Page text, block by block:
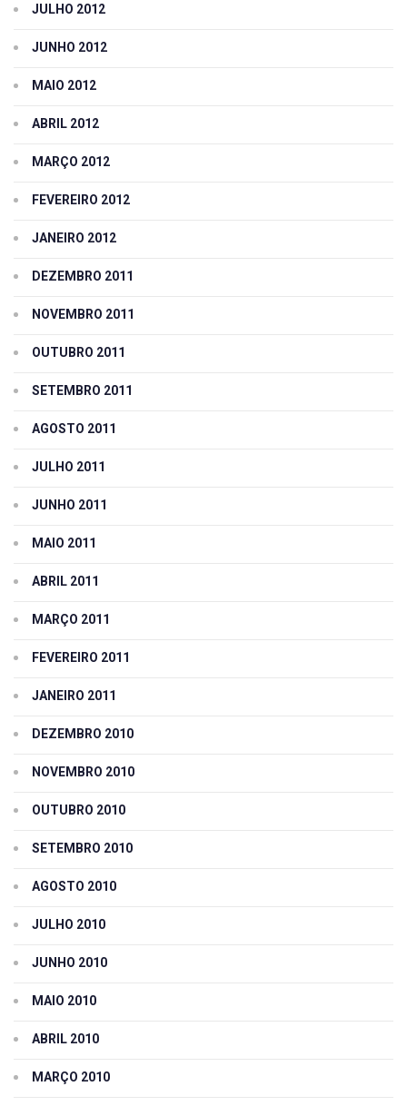
JULHO 2012
JUNHO 2012
MAIO 2012
ABRIL 2012
MARÇO 2012
FEVEREIRO 2012
JANEIRO 2012
DEZEMBRO 2011
NOVEMBRO 2011
OUTUBRO 2011
SETEMBRO 2011
AGOSTO 2011
JULHO 2011
JUNHO 2011
MAIO 2011
ABRIL 2011
MARÇO 2011
FEVEREIRO 2011
JANEIRO 2011
DEZEMBRO 2010
NOVEMBRO 2010
OUTUBRO 2010
SETEMBRO 2010
AGOSTO 2010
JULHO 2010
JUNHO 2010
MAIO 2010
ABRIL 2010
MARÇO 2010